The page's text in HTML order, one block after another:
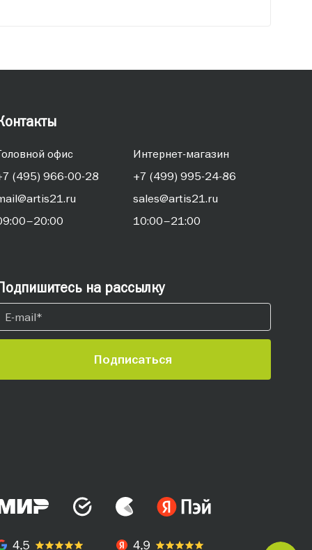
офис
(495) 966-00-28
Интернет-магазин
+7 (499) 995-24-86
sales@artis21.ru
10:00–21:00
на рассылку
Подписаться